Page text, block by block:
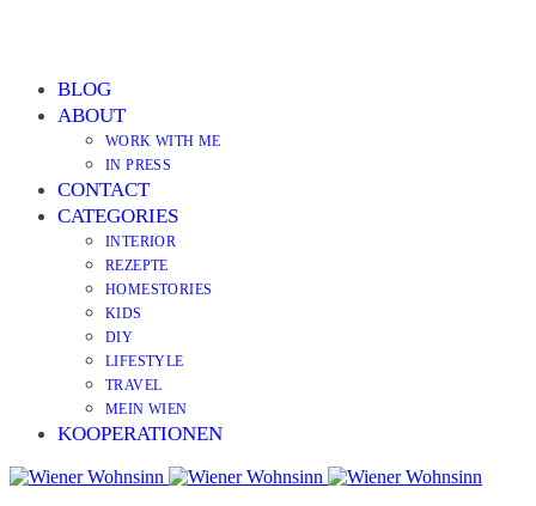
BLOG
ABOUT
WORK WITH ME
IN PRESS
CONTACT
CATEGORIES
INTERIOR
REZEPTE
HOMESTORIES
KIDS
DIY
LIFESTYLE
TRAVEL
MEIN WIEN
KOOPERATIONEN